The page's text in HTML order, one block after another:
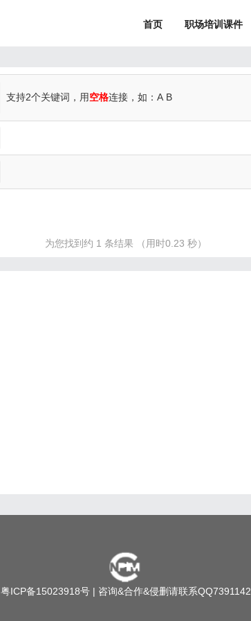
首页 职场培训课件
支持2个关键词，用空格连接，如：A B
为您找到约 1 条结果 （用时0.23 秒）
粤ICP备15023918号 | 咨询&合作&侵删请联系QQ7391142